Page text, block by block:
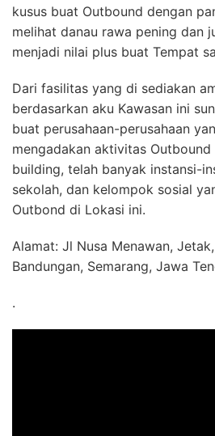
kusus buat Outbound dengan
melihat danau rawa pening dan
menjadi nilai plus buat Tempat
Dari fasilitas yang di sediakan
berdasarkan aku Kawasan ini
buat perusahaan-perusahaan
mengadakan aktivitas
building, telah banyak instansi-
sekolah, dan kelompok sosial
Outbond di Lokasi ini.
Alamat: Jl Nusa Menawan,
Bandungan, Semarang, Jawa
.